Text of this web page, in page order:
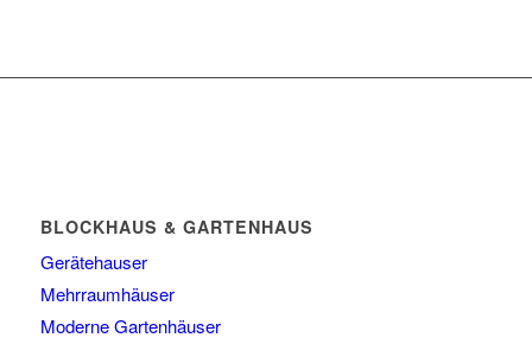
BLOCKHAUS & GARTENHAUS
Gerätehauser
Mehrraumhäuser
Moderne Gartenhäuser